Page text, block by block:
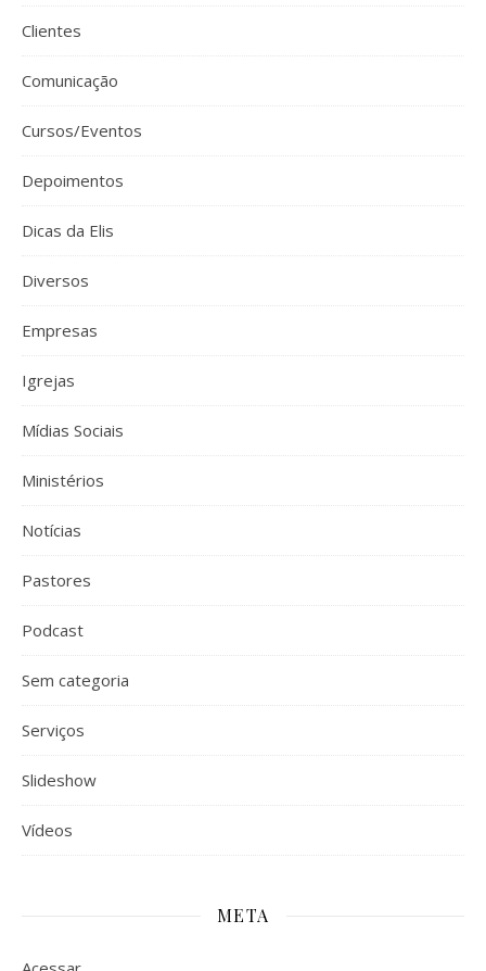
Clientes
Comunicação
Cursos/Eventos
Depoimentos
Dicas da Elis
Diversos
Empresas
Igrejas
Mídias Sociais
Ministérios
Notícias
Pastores
Podcast
Sem categoria
Serviços
Slideshow
Vídeos
META